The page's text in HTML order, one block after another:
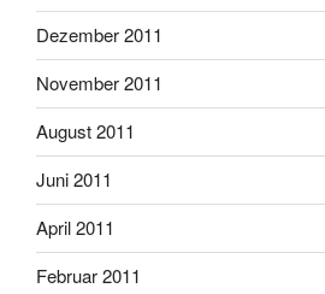
Dezember 2011
November 2011
August 2011
Juni 2011
April 2011
Februar 2011